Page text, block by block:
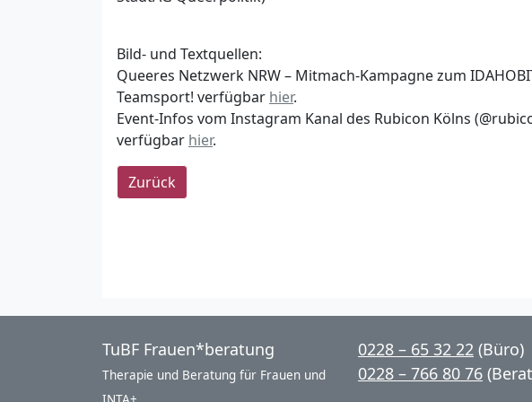
Bild- und Textquellen:
Queeres Netzwerk NRW – Mitmach-Kampagne zum
Teamsport! verfügbar hier.
Event-Infos vom Instagram Kanal des Rubicon Kölns
verfügbar hier.
TuBF Frauen*beratung
Therapie und Beratung für Frauen und
0228 – 65 32 22 (Büro)
0228 – 766 80 76